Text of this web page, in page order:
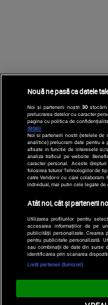
Nouă ne pasă ca datele
Noi și partenerii noștri 30stocăm
prelucrarea datelor cu caracter
pagina cu politica de
detalii
Noi si partenerii nostri (retelele de
analitice) prelucram date pentru a
afisate in functie de interesele si/
analiza traficul pe website.
caracter personal. Aceste
folosirea tuturor Tehnologiilor de
catre Vendor-ii cu care colaboram.
individual, mai putin cele legate
Atât noi, cât și partenerii
Utilizarea profilurilor pentru
accesarea informațiilor de pe
publicității personalizate. Crearea
pentru publicitate personalizată.
sau combinații de date din surse
identificarea prin scanarea
Listă parteneri (furnizori)